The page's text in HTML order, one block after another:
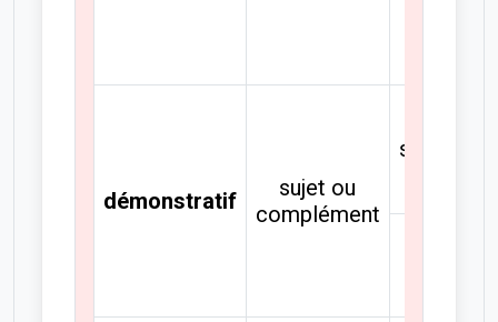
démonstratif
sujet ou
complément
singulier